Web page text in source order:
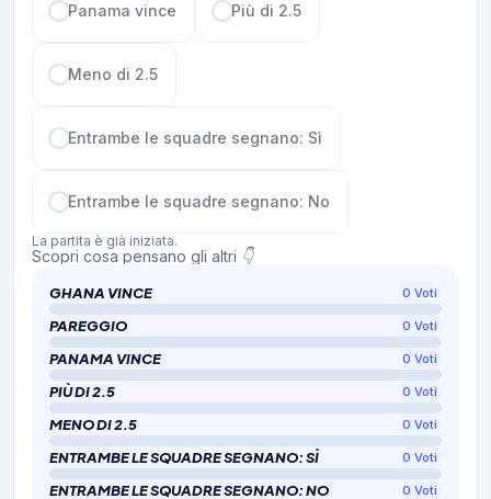
Panama vince Più di 2.5
Meno di 2.5
Entrambe le squadre segnano: Sì
Entrambe le squadre segnano: No
La partita è già iniziata.
Scopri cosa pensano gli altri 👇
GHANA VINCE 0 Voti
PAREGGIO 0 Voti
PANAMA VINCE 0 Voti
PIÙ DI 2.5 0 Voti
MENO DI 2.5 0 Voti
ENTRAMBE LE SQUADRE SEGNANO: SÌ 0 Voti
ENTRAMBE LE SQUADRE SEGNANO: NO 0 Voti